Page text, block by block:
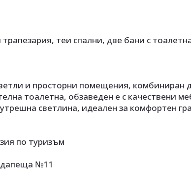
теи спални, две бани с
и просторни помещения, комбиниран
тоалетна, обзаведен е с качествени
светлина, идеален за комфортен
по туризъм
№11